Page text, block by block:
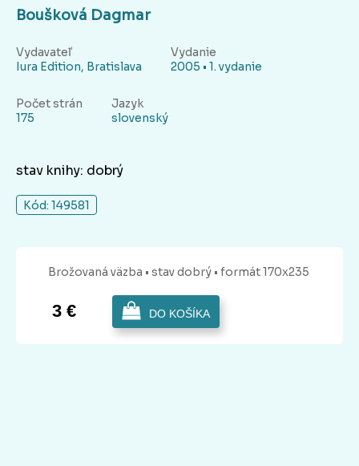
Boušková Dagmar
Vydavateľ
Iura Edition, Bratislava
Vydanie
2005 • 1. vydanie
Počet strán
175
Jazyk
slovenský
stav knihy: dobrý
Kód: 149581
Brožovaná väzba • stav dobrý • formát 170x235
3 € DO KOŠÍKA